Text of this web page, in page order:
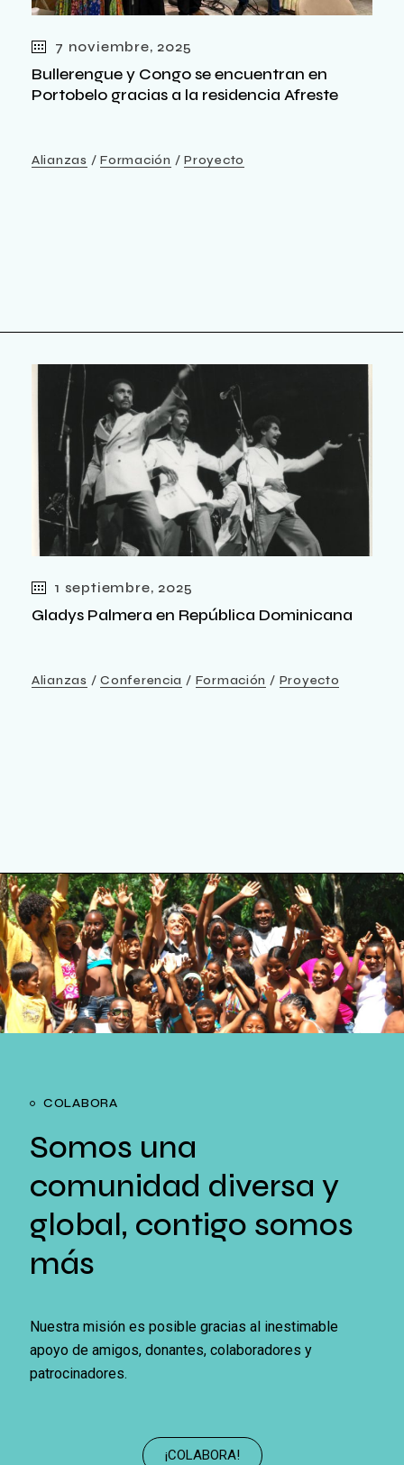
7 noviembre, 2025
Bullerengue y Congo se encuentran en
Portobelo gracias a la residencia Afreste
Alianzas Formación Proyecto
1 septiembre, 2025
Gladys Palmera en República Dominicana
Alianzas Conferencia Formación Proyecto
COLABORA
Somos una
comunidad diversa y
global, contigo somos
más
Nuestra misión es posible gracias al inestimable
apoyo de amigos, donantes, colaboradores y
patrocinadores.
¡COLABORA!